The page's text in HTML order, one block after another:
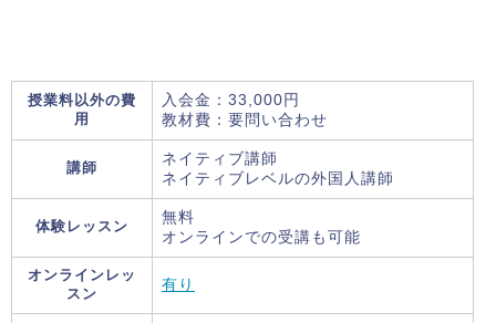
授業料以外の費
用
入会金：33,000円
教材費：要問い合わせ
講師
ネイティブ講師
ネイティブレベルの外国人講師
体験レッスン
無料
オンラインでの受講も可能
オンラインレッ
スン
有り